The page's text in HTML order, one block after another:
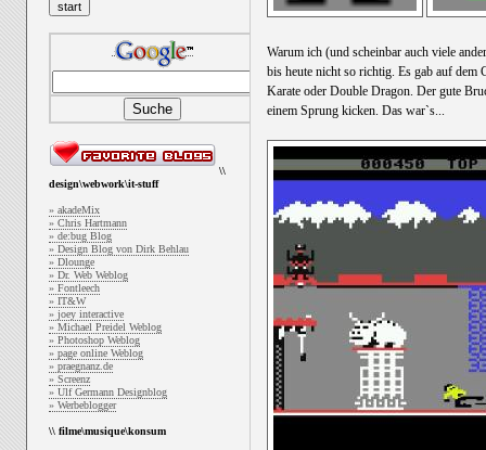
\\
design\webwork\it-stuff
» akadeMix
» Chris Hartmann
» de:bug Blog
» Design Blog von Dirk Behlau
» Dlounge
» Dr. Web Weblog
» Fontleech
» IT&W
» joey interactive
» Michael Preidel Weblog
» Photoshop Weblog
» page online Weblog
» praegnanz.de
» Screenz
» Ulf Germann Designblog
» Werbeblogger
\\ filme\musique\konsum
Warum ich (und scheinbar auch viele
bis heute nicht so richtig. Es gab auf dem
Karate oder Double Dragon. Der gute
einem Sprung kicken. Das war`s...